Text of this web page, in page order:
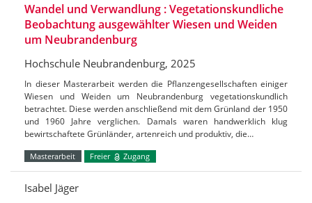
Wandel und Verwandlung : Vegetationskundliche
Beobachtung ausgewählter Wiesen und Weiden
um Neubrandenburg
Hochschule Neubrandenburg, 2025
In dieser Masterarbeit werden die Pflanzengesellschaften einiger
Wiesen und Weiden um Neubrandenburg vegetationskundlich
betrachtet. Diese werden anschließend mit dem Grünland der 1950
und 1960 Jahre verglichen. Damals waren handwerklich klug
bewirtschaftete Grünländer, artenreich und produktiv, die…
Masterarbeit Freier Zugang
Isabel Jäger